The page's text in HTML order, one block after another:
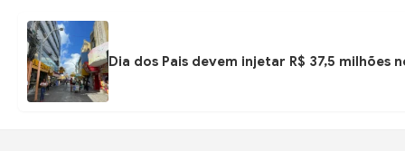
Dia dos Pais devem injetar R$ 37,5 milhões